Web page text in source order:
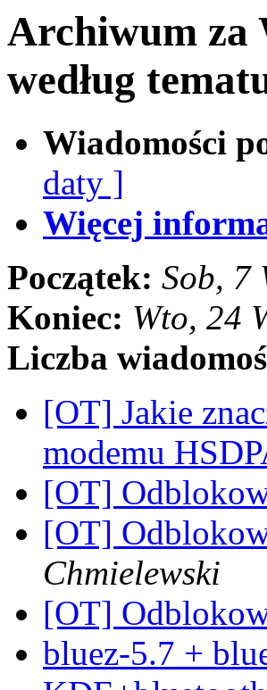
Archiwum za
według
Wiadomości
daty ]
Więcej
Początek: Sob, 7
Koniec: Wto, 24
Liczba
[OT] Jakie
modemu
[OT]
[OT]
Chmielewski
[OT]
bluez-5.7 +